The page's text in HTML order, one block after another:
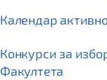
Календар
Конкурси за
Факултета